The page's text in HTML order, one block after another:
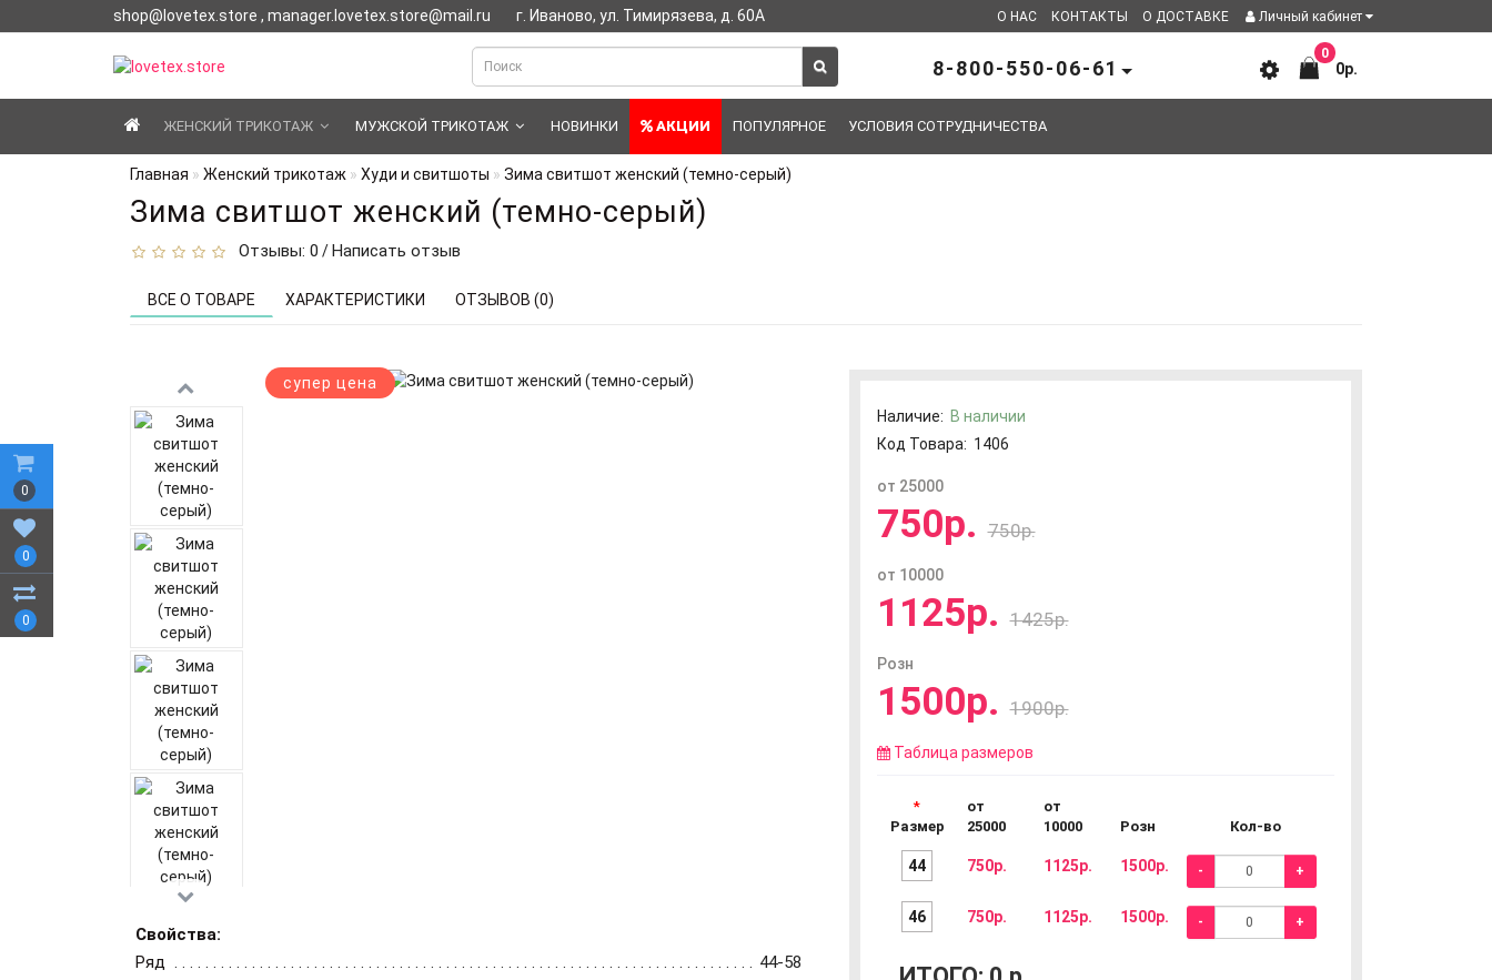
0
0
0
shop@lovetex.store , manager.lovetex.store@mail.ru г. Иваново, ул. Тимирязева, д. 60А О НАС КОНТАКТЫ О ДОСТАВКЕ Личный кабинет
0
0р.
8-800-550-06-61
ЖЕНСКИЙ ТРИКОТАЖ МУЖСКОЙ ТРИКОТАЖ НОВИНКИ АКЦИИ ПОПУЛЯРНОЕ УСЛОВИЯ СОТРУДНИЧЕСТВА
Главная Женский трикотаж Худи и свитшоты Зима свитшот женский (темно-серый)
Зима свитшот женский (темно-серый)
Отзывы: 0 /Написать отзыв
ВСЕ О ТОВАРЕ ХАРАКТЕРИСТИКИ ОТЗЫВОВ (0)
супер цена
Свойства:
Ряд
44-58
Наличие: В наличии
Код Товара: 1406
от 25000
750р. 750р.
от 10000
1125р. 1425р.
Розн
1500р. 1900р.
Таблица размеров
Размер
от
25000
от
10000
Розн Кол-во
44 750р. 1125р. 1500р. - +
46 750р. 1125р. 1500р. - +